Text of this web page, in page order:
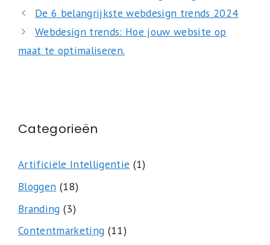
De 6 belangrijkste webdesign trends 2024
Webdesign trends: Hoe jouw website op
maat te optimaliseren.
Categorieën
Artificiële Intelligentie (1)
Bloggen (18)
Branding (3)
Contentmarketing (11)